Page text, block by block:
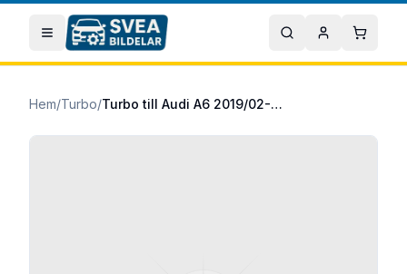
Hoppa till huvudinnehåll
Öppna meny Sök Mitt konto
Hem/Turbo/ Turbo till Audi A6 2019/02-2025/12 40 TDI